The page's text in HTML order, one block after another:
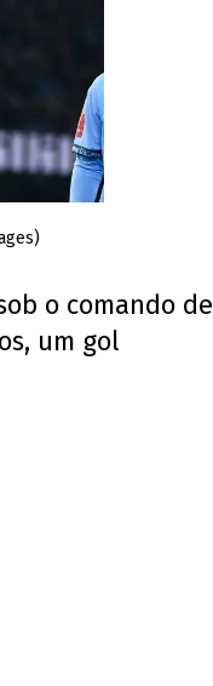
o comando de
um gol